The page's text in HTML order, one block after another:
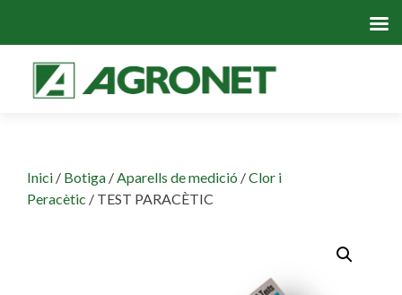
Inici / Botiga /Aparells de medició /Clor i
Peracètic / TEST PARACÈTIC